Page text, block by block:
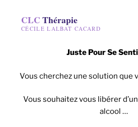
CLCThérapie
CÉCILE LALBAT CACARD
Juste Pour Se
Vous cherchez une solution que
Vous souhaitez vous libérer
alcool …